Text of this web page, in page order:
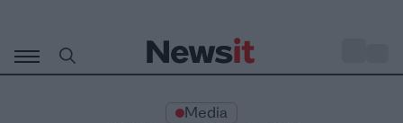
περιεχόμενο
Media